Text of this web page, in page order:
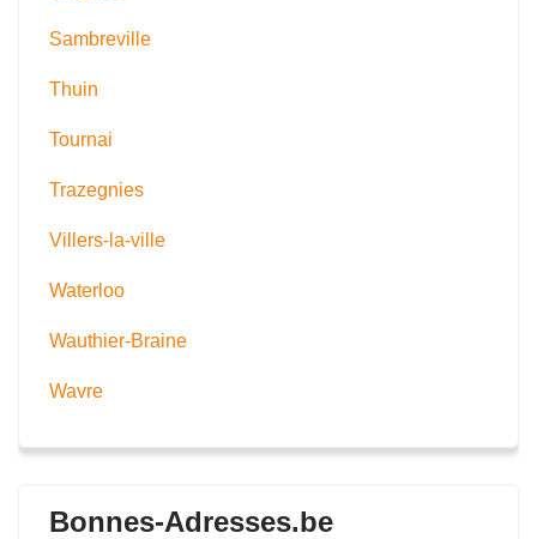
Sambreville
Thuin
Tournai
Trazegnies
Villers-la-ville
Waterloo
Wauthier-Braine
Wavre
Bonnes-Adresses.be